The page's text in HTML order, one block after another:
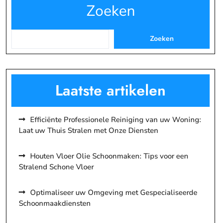
Zoeken
Zoeken
Laatste artikelen
Efficiënte Professionele Reiniging van uw Woning:
Laat uw Thuis Stralen met Onze Diensten
Houten Vloer Olie Schoonmaken: Tips voor een
Stralend Schone Vloer
Optimaliseer uw Omgeving met Gespecialiseerde
Schoonmaakdiensten